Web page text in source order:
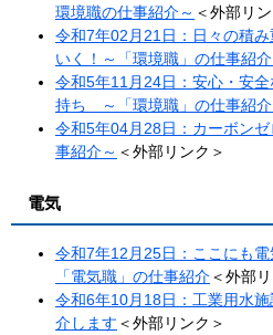
環境職の仕事紹介～​​ ＜外部リ
令和7年02月21日：日々の積
いく！～「環境職」の仕事紹介
令和5年11月24日：安心・安
持ち ～「環境職」の仕事紹介
令和5年04月28日：カーボン
事紹介～ ＜外部リンク＞
電気
令和7年12月25日：ここにも
「電気職」の仕事紹介＜外部
令和6年10月18日：工業用水
介します ＜外部リンク＞